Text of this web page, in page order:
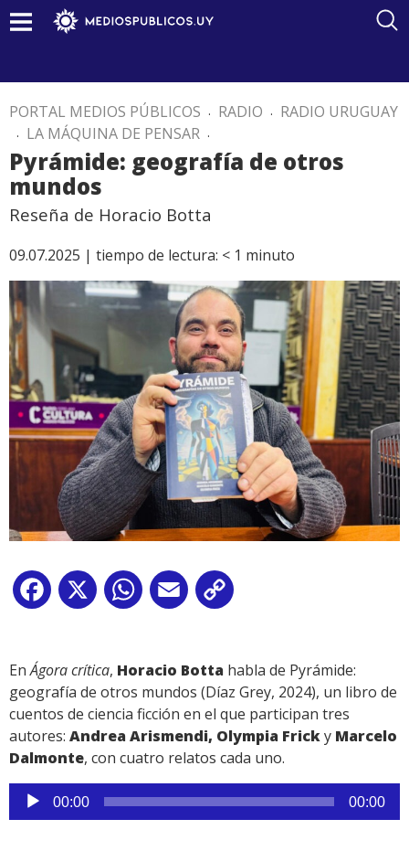
PORTAL MEDIOS PÚBLICOS . RADIO . RADIO URUGUAY
. LA MÁQUINA DE PENSAR .
Pyrámide: geografía de otros
mundos
Reseña de Horacio Botta
09.07.2025 | tiempo de lectura: < 1 minuto
Facebook
X WhatsApp
Email
EnÁgora crítica, Horacio Botta habla de Pyrámide:
geografía de otros mundos (Díaz Grey, 2024), un libro de
cuentos de ciencia ficción en el que participan tres
autores: Andrea Arismendi, Olympia Fricky Marcelo
Dalmonte, con cuatro relatos cada uno.
Reproductor
de
00:00 00:00